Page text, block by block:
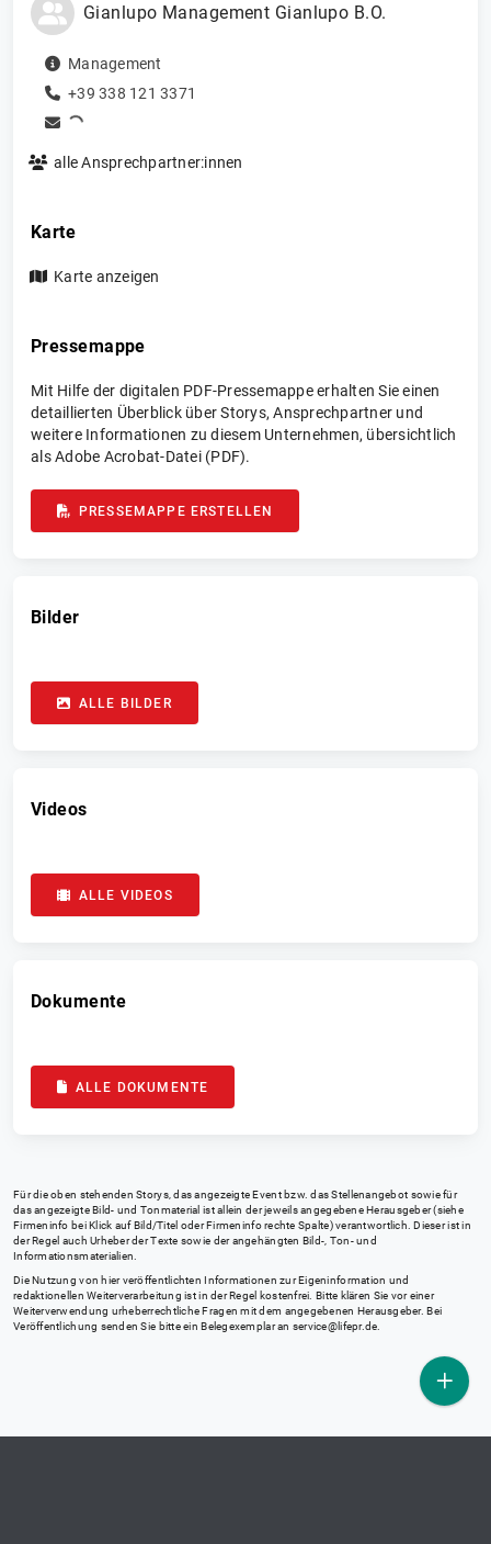
Gianlupo Management Gianlupo B.O.
Management
+39 338 121 3371
alle Ansprechpartner:innen
Karte
Karte anzeigen
Pressemappe
Mit Hilfe der digitalen PDF-Pressemappe erhalten Sie einen
detaillierten Überblick über Storys, Ansprechpartner und
weitere Informationen zu diesem Unternehmen, übersichtlich
als Adobe Acrobat-Datei (PDF).
PRESSEMAPPE ERSTELLEN
Bilder
ALLE BILDER
Videos
ALLE VIDEOS
Dokumente
ALLE DOKUMENTE
Für die oben stehenden Storys, das angezeigte Event bzw. das Stellenangebot sowie für
das angezeigte Bild- und Tonmaterial ist allein der jeweils angegebene Herausgeber (siehe
Firmeninfo bei Klick auf Bild/Titel oder Firmeninfo rechte Spalte) verantwortlich. Dieser ist in
der Regel auch Urheber der Texte sowie der angehängten Bild-, Ton- und
Informationsmaterialien.
Die Nutzung von hier veröffentlichten Informationen zur Eigeninformation und
redaktionellen Weiterverarbeitung ist in der Regel kostenfrei. Bitte klären Sie vor einer
Weiterverwendung urheberrechtliche Fragen mit dem angegebenen Herausgeber. Bei
Veröffentlichung senden Sie bitte ein Belegexemplar an service@lifepr.de